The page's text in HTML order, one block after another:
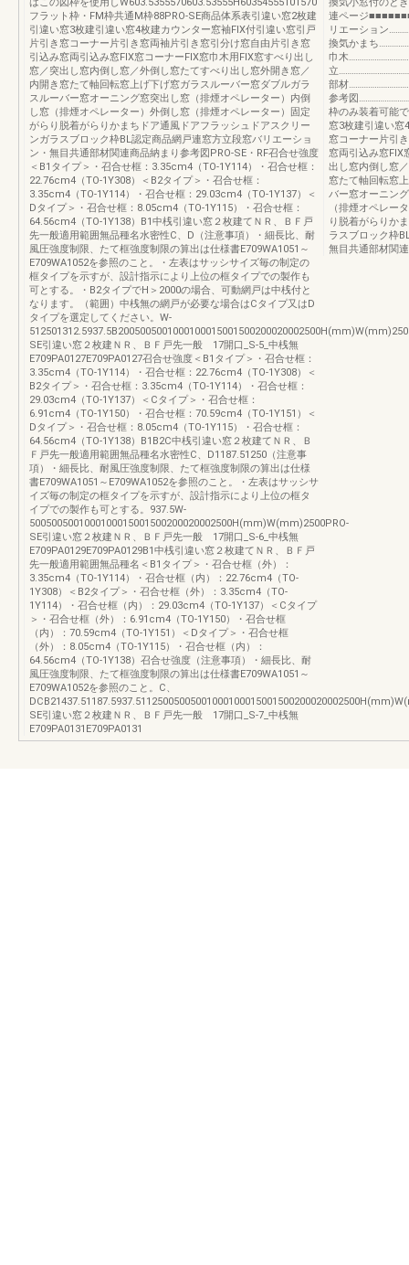
フラット枠・FM枠共通M枠88PRO-SE商品体系表引違い窓2枚建
引違い窓3枚建引違い窓4枚建カウンター窓袖FIX付引違い窓引戸
片引き窓コーナー片引き窓両袖片引き窓引分け窓自由片引き窓
引込み窓両引込み窓FIX窓コーナーFIX窓巾木用FIX窓すべり出し
窓／突出し窓内倒し窓／外倒し窓たてすべり出し窓外開き窓／
内開き窓たて軸回転窓上げ下げ窓ガラスルーバー窓ダブルガラ
スルーバー窓オーニング窓突出し窓（排煙オペレーター）内倒
し窓（排煙オペレーター）外倒し窓（排煙オペレーター）固定
がらり脱着がらりかまちドア通風ドアフラッシュドアスクリー
ンガラスブロック枠BL認定商品網戸連窓方立段窓バリエーショ
ン・無目共通部材関連商品納まり参考図PRO-SE・RF召合せ強度
＜B1タイプ＞・召合せ框：3.35cm4（TO-1Y114）・召合せ框：
22.76cm4（TO-1Y308）＜B2タイプ＞・召合せ框：
3.35cm4（TO-1Y114）・召合せ框：29.03cm4（TO-1Y137）＜
Dタイプ＞・召合せ框：8.05cm4（TO-1Y115）・召合せ框：
64.56cm4（TO-1Y138）B1中桟引違い窓２枚建てＮＲ、ＢＦ戸
先一般適用範囲無品種名水密性C、D（注意事項）・細長比、耐
風圧強度制限、たて框強度制限の算出は仕様書E709WA1051～
E709WA1052を参照のこと。・左表はサッシサイズ毎の制定の
框タイプを示すが、設計指示により上位の框タイプでの製作も
可とする。・B2タイプでH＞2000の場合、可動網戸は中桟付と
なります。（範囲）中桟無の網戸が必要な場合はCタイプ又はD
タイプを選定してください。W-
SE引違い窓２枚建ＮＲ、ＢＦ戸先一般 17開口_S-5_中桟無
E709PA0127E709PA0127召合せ強度＜B1タイプ＞・召合せ框：
3.35cm4（TO-1Y114）・召合せ框：22.76cm4（TO-1Y308）＜
B2タイプ＞・召合せ框：3.35cm4（TO-1Y114）・召合せ框：
29.03cm4（TO-1Y137）＜Cタイプ＞・召合せ框：
6.91cm4（TO-1Y150）・召合せ框：70.59cm4（TO-1Y151）＜
Dタイプ＞・召合せ框：8.05cm4（TO-1Y115）・召合せ框：
64.56cm4（TO-1Y138）B1B2C中桟引違い窓２枚建てＮＲ、Ｂ
Ｆ戸先一般適用範囲無品種名水密性C、D1187.51250（注意事
項）・細長比、耐風圧強度制限、たて框強度制限の算出は仕様
書E709WA1051～E709WA1052を参照のこと。・左表はサッシサ
イズ毎の制定の框タイプを示すが、設計指示により上位の框タ
イプでの製作も可とする。937.5W-
5005005001000100015001500200020002500H(mm)W(mm)2500PRO-
SE引違い窓２枚建ＮＲ、ＢＦ戸先一般 17開口_S-6_中桟無
E709PA0129E709PA0129B1中桟引違い窓２枚建てＮＲ、ＢＦ戸
先一般適用範囲無品種名＜B1タイプ＞・召合せ框（外）：
3.35cm4（TO-1Y114）・召合せ框（内）：22.76cm4（TO-
1Y308）＜B2タイプ＞・召合せ框（外）：3.35cm4（TO-
1Y114）・召合せ框（内）：29.03cm4（TO-1Y137）＜Cタイプ
＞・召合せ框（外）：6.91cm4（TO-1Y150）・召合せ框
（内）：70.59cm4（TO-1Y151）＜Dタイプ＞・召合せ框
（外）：8.05cm4（TO-1Y115）・召合せ框（内）：
64.56cm4（TO-1Y138）召合せ強度（注意事項）・細長比、耐
風圧強度制限、たて框強度制限の算出は仕様書E709WA1051～
E709WA1052を参照のこと。C、
SE引違い窓２枚建ＮＲ、ＢＦ戸先一般 17開口_S-7_中桟無
E709PA0131E709PA0131
連ページ
リエーション
換気かまち
巾木
立
部材
参考図
枠のみ装着可能
窓3枚建引違い窓
窓コーナー片引
窓両引込み窓FIX
出し窓内倒し窓
窓たて軸回転窓
バー窓オーニン
（排煙オペレー
り脱着がらりか
ラスブロック枠
無目共通部材関